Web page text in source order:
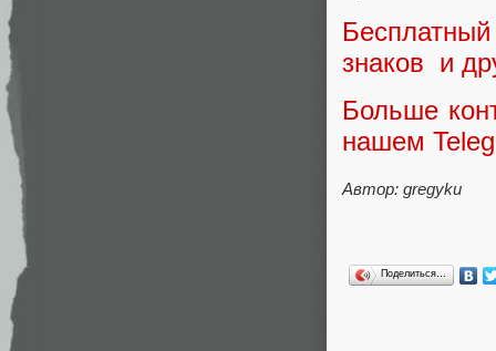
знаков и
Больше
нашем
Автор: gregyku
Поделиться…